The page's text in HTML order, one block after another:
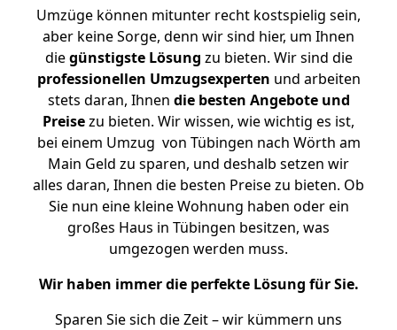
Umzüge können mitunter recht kostspielig sein,
aber keine Sorge, denn wir sind hier, um Ihnen
diegünstigste Lösung zu bieten. Wir sind die
professionellen Umzugsexperten und arbeiten
stets daran, Ihnen die besten Angebote und
Preisezu bieten. Wir wissen, wie wichtig es ist,
bei einem Umzug von Tübingen nach Wörth am
Main Geld zu sparen, und deshalb setzen wir
alles daran, Ihnen die besten Preise zu bieten. Ob
Sie nun eine kleine Wohnung haben oder ein
großes Haus in Tübingen besitzen, was
umgezogen werden muss.
Wir haben immer die perfekte Lösung für Sie.
Sparen Sie sich die Zeit – wir kümmern uns